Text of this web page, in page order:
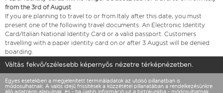
from the 3rd of August
If you are planning to travel to or from Italy after this date, you must
present one of the following travel documents: An Electronic Identity
Card/Italian National Identity Card or a valid passport. Customers
travelling with a paper identity card on or after 3 August will be denied
boarding.
Váltás fekvő/szélesebb képernyős nézetre térképnézetben.
Egyes esetekben a megjelenített termináladatok az utolsó pillanatban is
módosulhatnak. A valós idejű frissítések a közzététel pillanatában a rendelkezésünkre